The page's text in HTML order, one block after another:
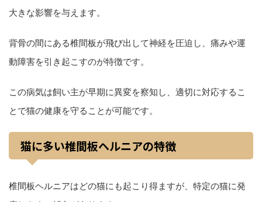
大きな影響を与えます。
背骨の間にある椎間板が飛び出して神経を圧迫し、痛みや運
動障害を引き起こすのが特徴です。
この病気は飼い主が早期に異変を察知し、適切に対応するこ
とで猫の健康を守ることが可能です。
猫に多い椎間板ヘルニアの特徴
椎間板ヘルニアはどの猫にも起こり得ますが、特定の猫に発